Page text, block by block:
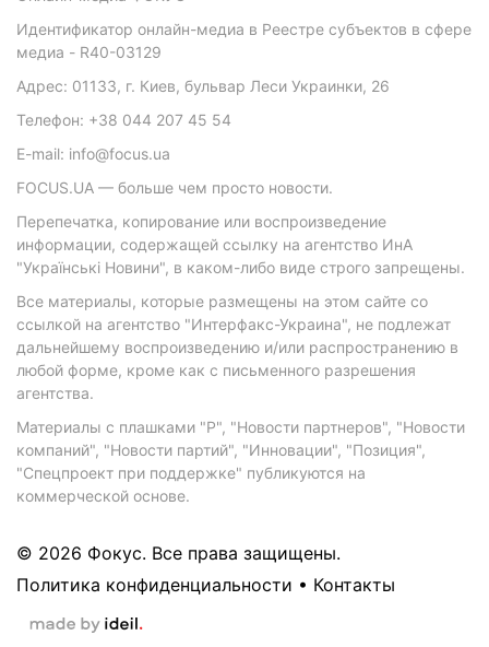
Идентификатор онлайн-медиа в Реестре субъектов в сфере
медиа - R40-03129
Адрес: 01133, г. Киев, бульвар Леси Украинки, 26
Телефон: +38 044 207 45 54
E-mail: info@focus.ua
FOCUS.UA — больше чем просто новости.
Перепечатка, копирование или воспроизведение
информации, содержащей ссылку на агентство ИнА
"Українські Новини", в каком-либо виде строго запрещены.
Все материалы, которые размещены на этом сайте со
ссылкой на агентство "Интерфакс-Украина", не подлежат
дальнейшему воспроизведению и/или распространению в
любой форме, кроме как с письменного разрешения
агентства.
Материалы с плашками "Р", "Новости партнеров", "Новости
компаний", "Новости партий", "Инновации", "Позиция",
"Спецпроект при поддержке" публикуются на
коммерческой основе.
© 2026 Фокус. Все права защищены.
Политика конфиденциальности • Контакты